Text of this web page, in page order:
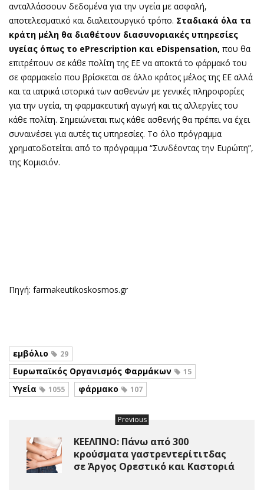
ανταλλάσσουν δεδομένα για την υγεία με ασφαλή,
αποτελεσματικό και διαλειτουργικό τρόπο. Σταδιακά όλα τα
κράτη μέλη θα διαθέτουν διασυνοριακές υπηρεσίες
υγείας όπως το ePrescription και eDispensation, που θα
επιτρέπουν σε κάθε πολίτη της ΕΕ να αποκτά το φάρμακό του
σε φαρμακείο που βρίσκεται σε άλλο κράτος μέλος της ΕΕ αλλά
και τα ιατρικά ιστορικά των ασθενών με γενικές πληροφορίες
για την υγεία, τη φαρμακευτική αγωγή και τις αλλεργίες του
κάθε πολίτη. Σημειώνεται πως κάθε ασθενής θα πρέπει να έχει
συναινέσει για αυτές τις υπηρεσίες. Το όλο πρόγραμμα
χρηματοδοτείται από το πρόγραμμα “Συνδέοντας την Ευρώπη”,
της Κομισιόν.
Πηγή: farmakeutikoskosmos.gr
εμβόλιο 29
Ευρωπαϊκός Οργανισμός Φαρμάκων 15
Υγεία 1055 φάρμακο 107
Previous
ΚΕΕΛΠΝΟ: Πάνω από 300
κρούσματα γαστρεντερίτιτδας
σε Άργος Ορεστικό και Καστοριά